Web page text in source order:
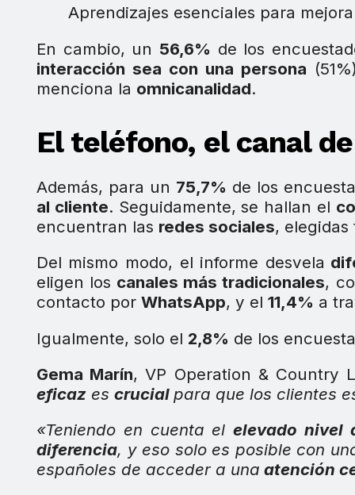
Aprendizajes esenciales para
En cambio, un 56,6% de los
interacción sea con una persona
menciona la omnicanalidad.
El teléfono, el canal
Además, para un 75,7% de los
al cliente. Seguidamente, se hallan el
encuentran las redes sociales,
Del mismo modo, el informe desvela
eligen los canales más tradicionales,
contacto por WhatsApp, y el 11,4% a
Igualmente, solo el 2,8% de los
Gema Marín, VP Operation & Country
eficazes crucial para que los clientes
«Teniendo en cuenta elelevado nivel
diferencia, y eso solo es posible con
españoles de acceder a una atención